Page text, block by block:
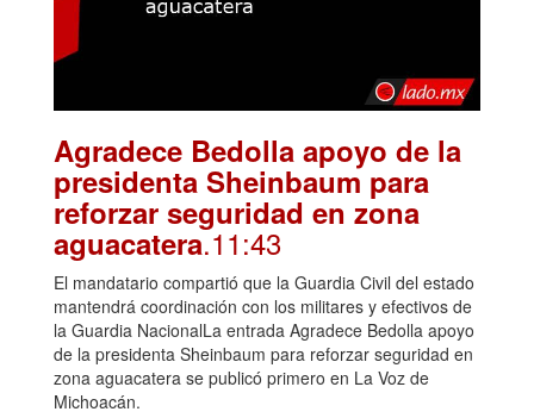
Agradece Bedolla apoyo de la
presidenta Sheinbaum para
reforzar seguridad en zona
aguacatera.11:43
El mandatario compartió que la Guardia Civil del estado
mantendrá coordinación con los militares y efectivos de
la Guardia NacionalLa entrada Agradece Bedolla apoyo
de la presidenta Sheinbaum para reforzar seguridad en
zona aguacatera se publicó primero en La Voz de
Michoacán.